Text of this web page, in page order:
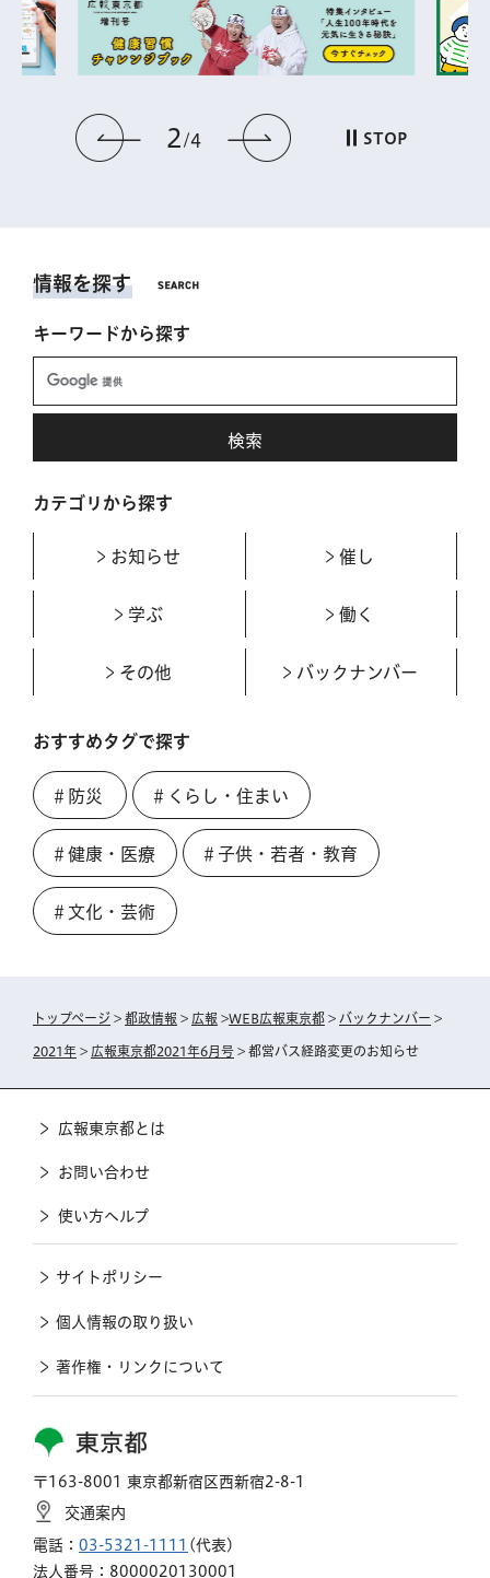
前のスライドを表示
2 4 次のスライドを表
STOP
情報を探す
キーワードから探す
カテゴリから探す
お知らせ 催し
学ぶ 働く
その他 バックナンバー
おすすめタグで探す
＃防災 ＃くらし・住まい
＃健康・医療 ＃子供・若者・教育
＃文化・芸術
トップページ > 都政情報 > 広報 >WEB広報東京都 > バックナンバー >
2021年 > 広報東京都2021年6月号 > 都営バス経路変更のお知らせ
東京都
〒163-8001 東京都新宿区西新宿2-8-1
交通案内
電話： 03-5321-1111 (代表)
法人番号：8000020130001
広報東京都とは
お問い合わせ
使い方ヘルプ
サイトポリシー
個人情報の取り扱い
著作権・リンクについて